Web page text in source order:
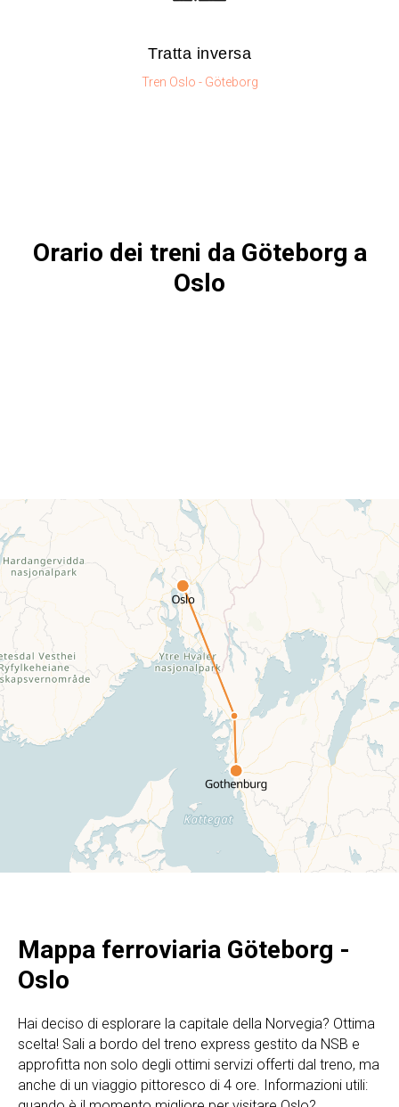
​Tratta inversa
Tren Oslo - Göteborg
Orario dei treni da Göteborg a
Oslo
Mappa ferroviaria Göteborg -
Oslo
Hai deciso di esplorare la capitale della Norvegia? Ottima
scelta! Sali a bordo del treno express gestito da NSB e
approfitta non solo degli ottimi servizi offerti dal treno, ma
anche di un viaggio pittoresco di 4 ore. Informazioni utili: